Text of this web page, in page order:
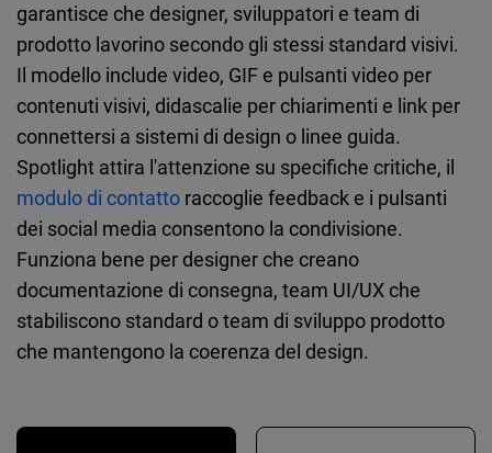
garantisce che designer, sviluppatori e team di
prodotto lavorino secondo gli stessi standard visivi.
Il modello include video, GIF e pulsanti video per
contenuti visivi, didascalie per chiarimenti e link per
connettersi a sistemi di design o linee guida.
Spotlight attira l'attenzione su specifiche critiche, il
modulo di contatto raccoglie feedback e i pulsanti
dei social media consentono la condivisione.
Funziona bene per designer che creano
documentazione di consegna, team UI/UX che
stabiliscono standard o team di sviluppo prodotto
che mantengono la coerenza del design.